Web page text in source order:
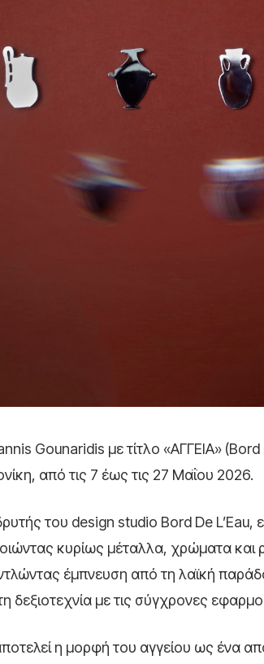
Gounaridis με τίτλο «ΑΓΓΕΙΑ»
από τις 7 έως τις 27 Μαΐου 2026.
του design studio Bord De L’Eau,
κυρίως μέταλλα, χρώματα και
έμπνευση από τη λαϊκή
δεξιοτεχνία με τις σύγχρονες
η μορφή του αγγείου ως ένα